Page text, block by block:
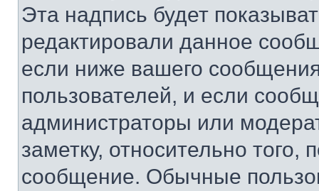
Эта надпись будет
редактировали данное
если ниже вашего
пользователей, и если
администраторы или
заметку, относительно
сообщение. Обычные